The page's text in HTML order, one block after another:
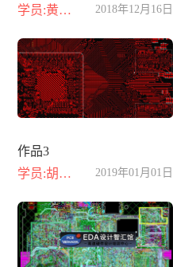
学员:黄晓丽
2018年12月16日
作品3
学员:胡江豪
2019年01月01日